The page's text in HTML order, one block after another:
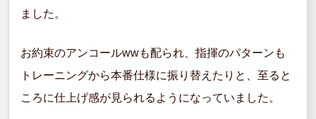
ました。
お約束のアンコールwwも配られ、指揮のパターンも
トレーニングから本番仕様に振り替えたりと、至ると
ころに仕上げ感が見られるようになっていました。